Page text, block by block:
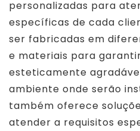
personalizadas para
específicas de cada
ser fabricadas em
e materiais para
esteticamente
ambiente onde serão
também oferece
atender a requisitos